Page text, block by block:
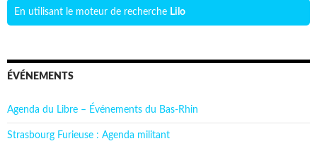
En utilisant le moteur de recherche Lilo
ÉVÉNEMENTS
Agenda du Libre – Événements du Bas-Rhin
Strasbourg Furieuse : Agenda militant